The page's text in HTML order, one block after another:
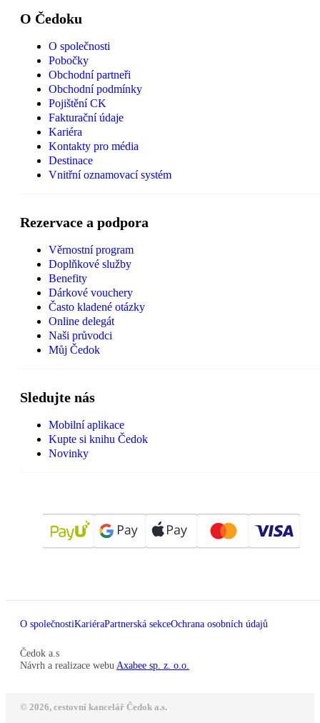
O Čedoku
O společnosti
Pobočky
Obchodní partneři
Obchodní podmínky
Pojištění CK
Fakturační údaje
Kariéra
Kontakty pro média
Destinace
Vnitřní oznamovací systém
Rezervace a podpora
Věrnostní program
Doplňkové služby
Benefity
Dárkové vouchery
Často kladené otázky
Online delegát
Naši průvodci
Můj Čedok
Sledujte nás
Mobilní aplikace
Kupte si knihu Čedok
Novinky
O společnostiKariéraPartnerská sekceOchrana osobních údajů
Čedok a.s
Návrh a realizace webu Axabee sp. z. o.o.
© 2026, cestovní kancelář Čedok a.s.